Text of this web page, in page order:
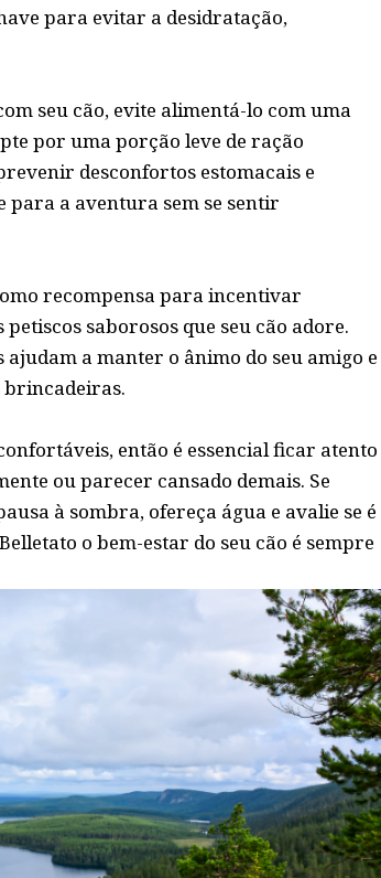
para evitar a desidratação,
seu cão, evite alimentá-lo com uma
por uma porção leve de ração
desconfortos estomacais e
para a aventura sem se sentir
recompensa para incentivar
saborosos que seu cão adore.
a manter o ânimo do seu amigo e
então é essencial ficar atento
ou parecer cansado demais. Se
à sombra, ofereça água e avalie se é
o bem-estar do seu cão é sempre